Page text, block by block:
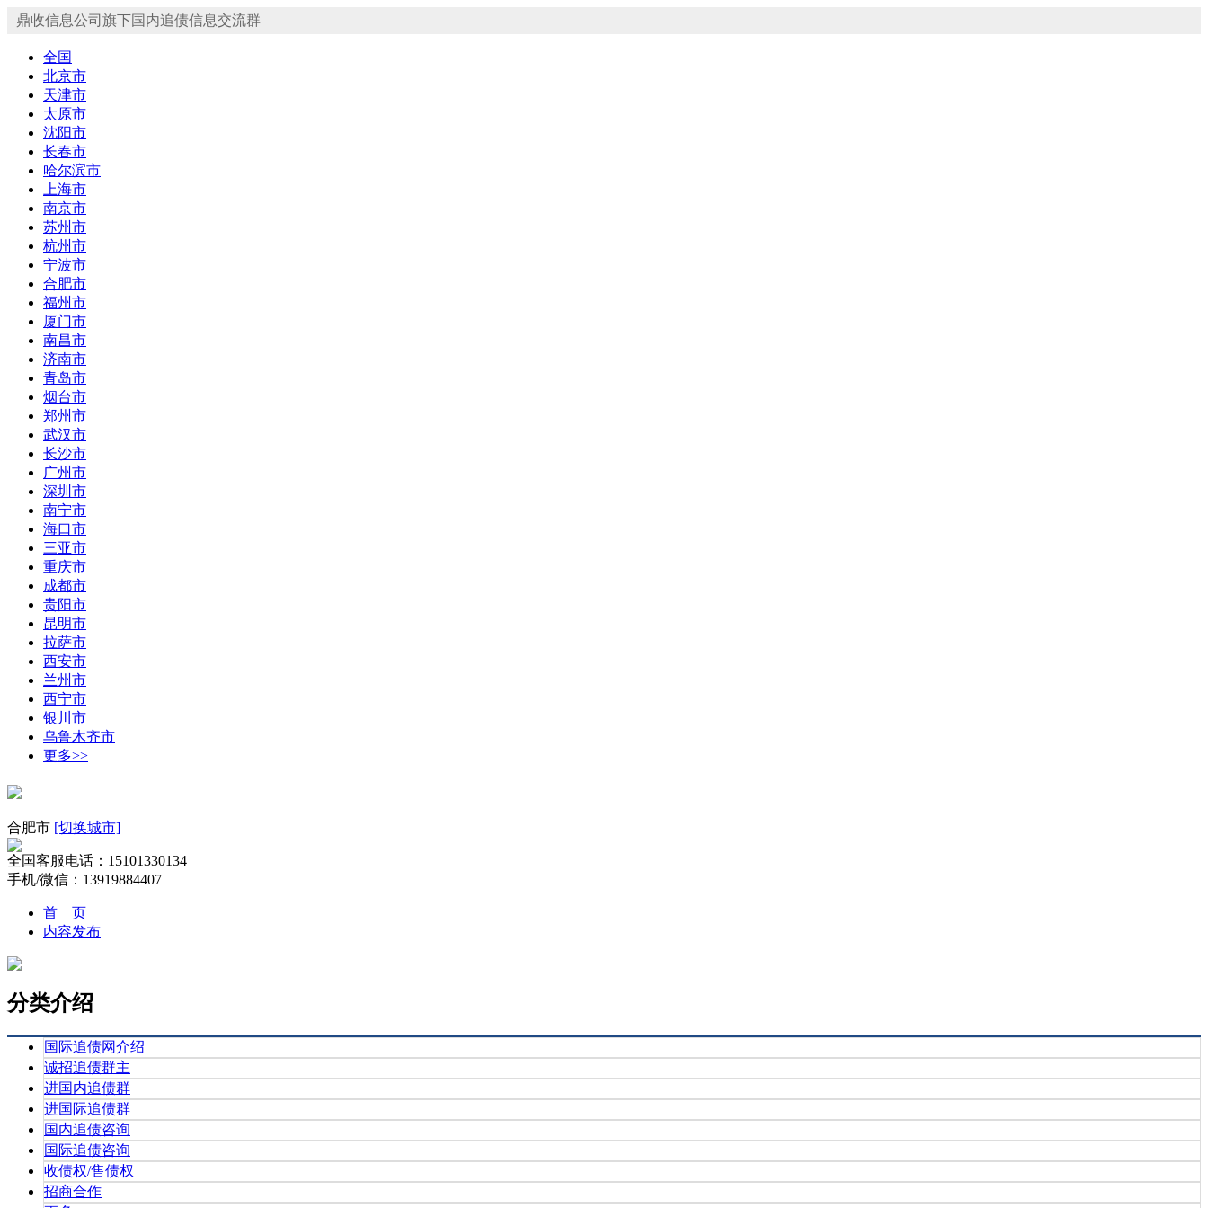
鼎收信息公司旗下国内追债信息交流群
全国
北京市
天津市
太原市
沈阳市
长春市
哈尔滨市
上海市
南京市
苏州市
杭州市
宁波市
合肥市
福州市
厦门市
南昌市
济南市
青岛市
烟台市
郑州市
武汉市
长沙市
广州市
深圳市
南宁市
海口市
三亚市
重庆市
成都市
贵阳市
昆明市
拉萨市
西安市
兰州市
西宁市
银川市
乌鲁木齐市
更多>>
合肥市 [切换城市]
全国客服电话：15101330134
手机/微信：13919884407
首 页
内容发布
分类介绍
国际追债网介绍
诚招追债群主
进国内追债群
进国际追债群
国内追债咨询
国际追债咨询
收债权/售债权
招商合作